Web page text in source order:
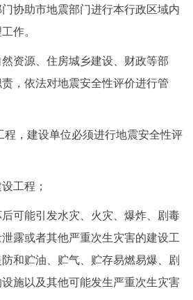
助市地震部门进行本行政区域内
作。
源、住房城乡建设、财政等部
，依法对地震安全性评价进行管
，建设单位必须进行地震安全性评
工程；
能引发水灾、火灾、爆炸、剧毒
露或者其他严重次生灾害的建设工
和贮油、贮气、贮存易燃易爆、剧
施以及其他可能发生严重次生灾害